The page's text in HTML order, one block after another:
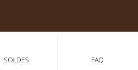
SOLDES FAQ